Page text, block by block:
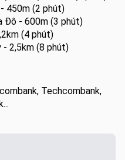
- 450m (2 phút)
Đô - 600m (3 phút)
(4 phút)
- 2,5km (8 phút)
Techcombank,